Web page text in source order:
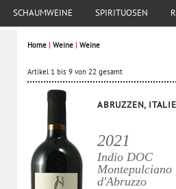
SCHAUMWEINE SPIRITUOSEN
Home | Weine | Weine
Artikel 1 bis 9 von 22 gesamt
ABRUZZEN,
2021
Indio DOC
Montepulciano
d'Abruzzo